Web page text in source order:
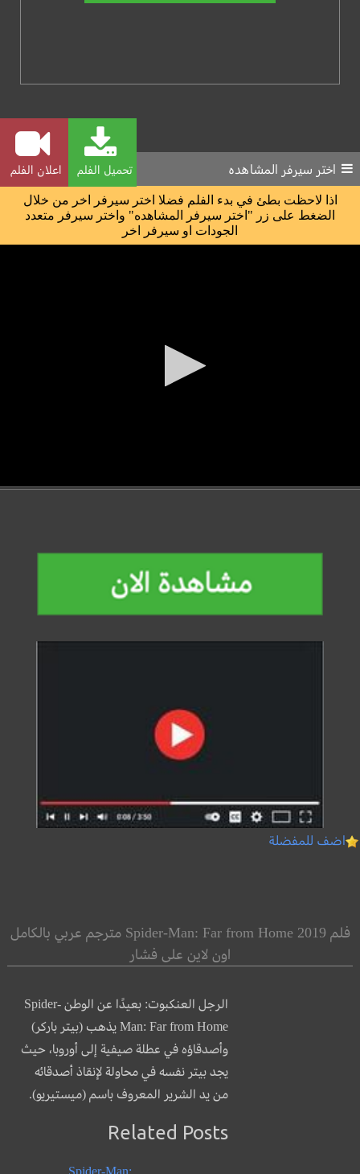
تحميل الفلم اعلان الفلم اختر سيرفر المشاهده
اذا لاحظت بطئ في بدء الفلم فضلا اختر سيرفر اخر من خلال
الضغط على زر "اختر سيرفر المشاهده" واختر سيرفر متعدد
الجودات او سيرفر اخر
اضف للمفضلة
فلم Spider-Man: Far from Home 2019 مترجم عربي بالكامل
اون لاين على فشار
الرجل العنكبوت: بعيدًا عن الوطن Spider-
Man: Far from Home يذهب (بيتر باركر)
وأصدقاؤه في عطلة صيفية إلى أوروبا، حيث
يجد بيتر نفسه في محاولة لإنقاذ أصدقائه
من يد الشرير المعروف باسم (ميستيريو).
Related Posts